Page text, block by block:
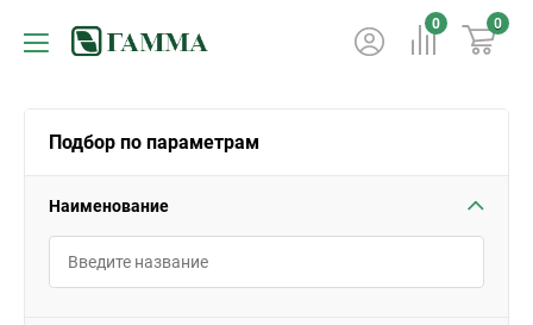
0 0
Подбор по параметрам
Наименование